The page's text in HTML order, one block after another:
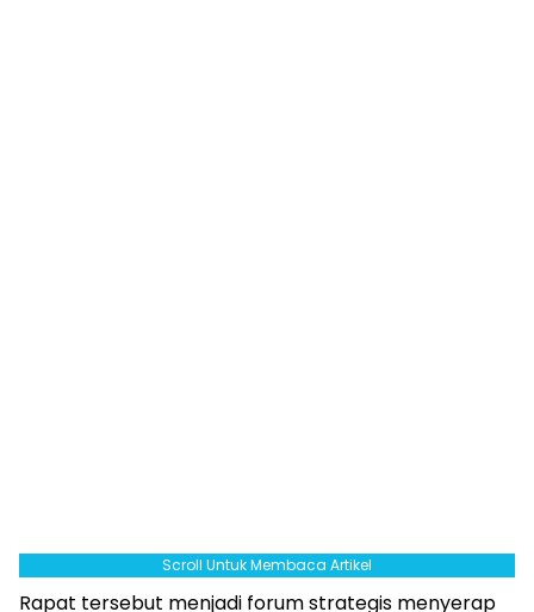
Scroll Untuk Membaca Artikel
Rapat tersebut menjadi forum strategis menyerap